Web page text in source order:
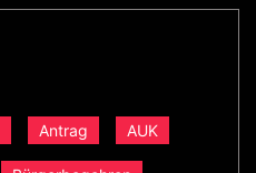
Antrag AUK